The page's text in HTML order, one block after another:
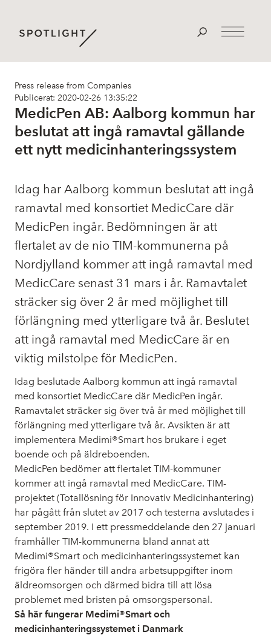
Press release from Companies
Publicerat: 2020-02-26 13:35:22
MedicPen AB: Aalborg kommun har
beslutat att ingå ramavtal gällande
ett nytt medicinhanteringssystem
Idag har Aalborg kommun beslutat att ingå
ramavtal med konsortiet MedicCare där
MedicPen ingår. Bedömningen är att
flertalet av de nio TIM-kommunerna på
Nordjylland kommer att ingå ramavtal med
MedicCare senast 31 mars i år. Ramavtalet
sträcker sig över 2 år med möjlighet till
förlängning med ytterligare två år. Beslutet
att ingå ramavtal med MedicCare är en
viktig milstolpe för MedicPen.
Idag beslutade Aalborg kommun att ingå ramavtal
med konsortiet MedicCare där MedicPen ingår.
Ramavtalet sträcker sig över två år med möjlighet till
förlängning med ytterligare två år. Avsikten är att
implementera Medimi®Smart hos brukare i eget
boende och på äldreboenden.
MedicPen bedömer att flertalet TIM-kommuner
kommer att ingå ramavtal med MedicCare. TIM-
projektet (Totallösning för Innovativ Medicinhantering)
har pågått från slutet av 2017 och testerna avslutades i
september 2019. I ett pressmeddelande den 27 januari
framhåller TIM-kommunerna bland annat att
Medimi®Smart och medicinhanteringssystemet kan
frigöra fler händer till andra arbetsuppgifter inom
äldreomsorgen och därmed bidra till att lösa
problemet med bristen på omsorgspersonal.
Så här fungerar Medimi®Smart och
medicinhanteringssystemet i Danmark